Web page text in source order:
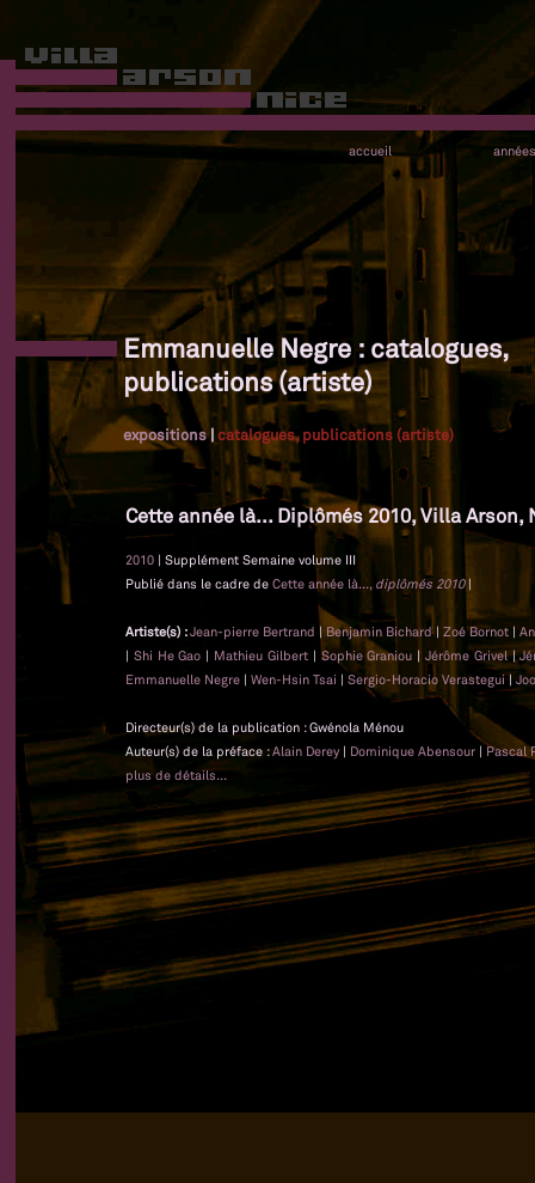
accueil années
Emmanuelle Negre : catalogues,
publications (artiste)
expositions|catalogues, publications (artiste)
Cette année là... Diplômés 2010, Villa Arson,
2010 | Supplément Semaine volume III
Publié dans le cadre de Cette année là..., diplômés 2010|
Artiste(s) :Jean-pierre Bertrand | Benjamin Bichard|Zoé Bornot |
| Shi He Gao | Mathieu Gilbert| Sophie Graniou | Jérôme Grivel|
Emmanuelle Negre | Wen-Hsin Tsai | Sergio-Horacio Verastegui|
Directeur(s) de la publication : Gwénola Ménou
Auteur(s) de la préface :Alain Derey | Dominique Abensour | Pascal
plus de détails...